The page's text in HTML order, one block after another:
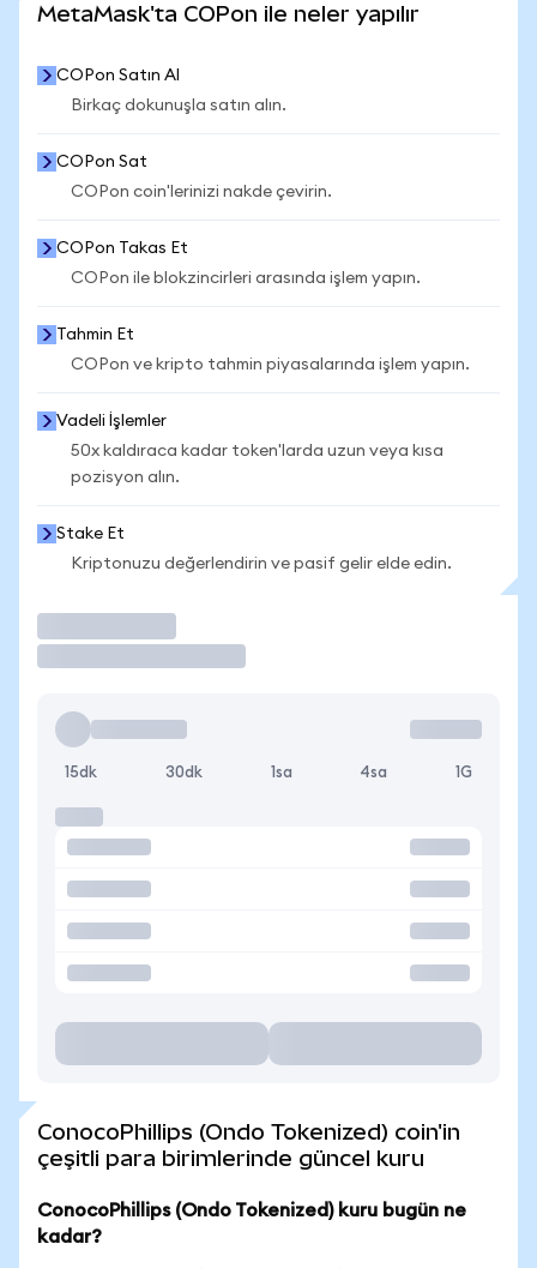
MetaMask'ta COPon ile neler yapılır
COPon Satın Al
Birkaç dokunuşla satın alın.
COPon Sat
COPon coin'lerinizi nakde çevirin.
COPon Takas Et
COPon ile blokzincirleri arasında işlem yapın.
Tahmin Et
COPon ve kripto tahmin piyasalarında işlem yapın.
Vadeli İşlemler
50x kaldıraca kadar token'larda uzun veya kısa
pozisyon alın.
Stake Et
Kriptonuzu değerlendirin ve pasif gelir elde edin.
15dk 30dk 1sa 4sa 1G
ConocoPhillips (Ondo Tokenized) coin'in
çeşitli para birimlerinde güncel kuru
ConocoPhillips (Ondo Tokenized) kuru bugün ne
kadar?